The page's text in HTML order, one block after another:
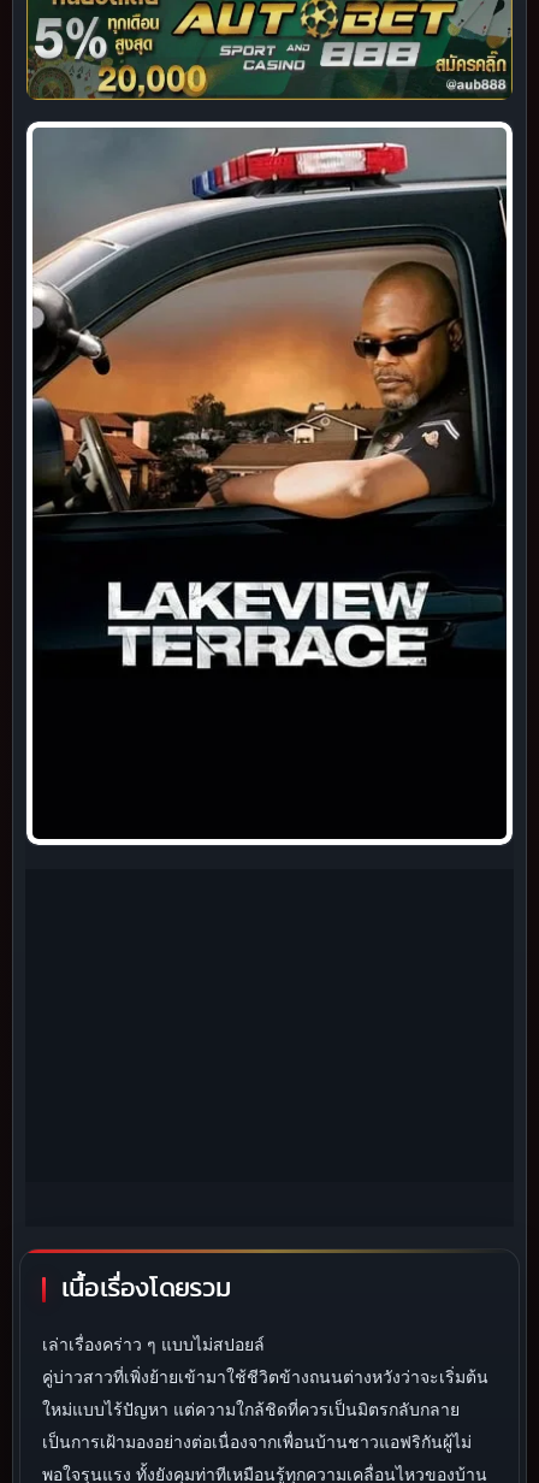
เนื้อเรื่องโดยรวม
เล่าเรื่องคร่าว ๆ แบบไม่สปอยล์
คู่บ่าวสาวที่เพิ่งย้ายเข้ามาใช้ชีวิตข้างถนนต่างหวังว่าจะเริ่มต้น
ใหม่แบบไร้ปัญหา แต่ความใกล้ชิดที่ควรเป็นมิตรกลับกลาย
เป็นการเฝ้ามองอย่างต่อเนื่องจากเพื่อนบ้านชาวแอฟริกันผู้ไม่
พอใจรุนแรง ทั้งยังคุมท่าทีเหมือนรู้ทุกความเคลื่อนไหวของบ้าน